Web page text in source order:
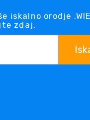
iskalno orodje
zdaj.